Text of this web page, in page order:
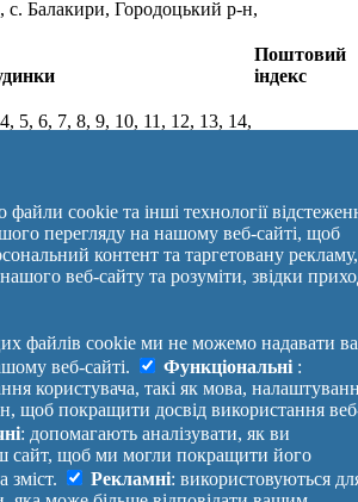
, с. Балакири, Городоцький р-н,
Оновлено : 07-08-2026.
Поштовий
індекс
5, 6, 7, 8, 9, 10, 11, 12, 13, 14,
67, 69, 71, 77, 85
№ будинків
Індекс
Політика
конфіденційності
Маніфест
Про проект
Зворотній
зв'язок
Україна
Увійти|
Вихід
cookie та інші технології
перегляду на нашому веб-сайті, щоб
контент та таргетовану рекламу,
веб-сайту та розуміти, звідки
файлів cookie ми не можемо надавати
веб-сайті.
Функціональні :
користувача, такі як мова,
щоб покращити досвід використання
: допомагають аналізувати, як ви
сайт, щоб ми могли покращити його
зміст.
Рекламні: використовуються